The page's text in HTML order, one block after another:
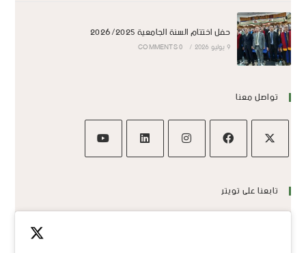
حفل اختتام السنة الجامعية 2026/2025
9 يوليو 2026 /
0 COMMENTS
تواصل معنا
تابعنا على تويتر